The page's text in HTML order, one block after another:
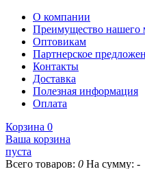
О компании
Преимущество нашего
Оптовикам
Партнерское
Контакты
Доставка
Полезная информация
Оплата
Корзина 0
Ваша корзина
пуста
Всего товаров: 0 На сумму: -